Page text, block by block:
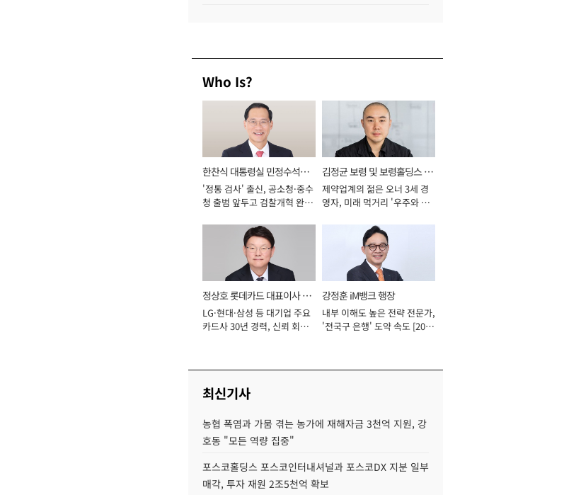
Who Is?
한찬식 대통령실 민정수석비
서관
'정통 검사' 출신, 공소청·중수
청 출범 앞두고 검찰개혁 완수
김정균 보령 및 보령홀딩스 대
표이사 사장
제약업계의 젊은 오너 3세 경
영자, 미래 먹거리 '우주와 헬
정상호 롯데카드 대표이사 사
장
LG·현대·삼성 등 대기업 주요
카드사 30년 경력, 신뢰 회복
강정훈 iM뱅크 행장
내부 이해도 높은 전략 전문가,
'전국구 은행' 도약 속도 [2026
최신기사
농협 폭염과 가뭄 겪는 농가에 재해자금 3천억 지원, 강
호동 "모든 역량 집중"
포스코홀딩스 포스코인터내셔널과 포스코DX 지분 일부
매각, 투자 재원 2조5천억 확보